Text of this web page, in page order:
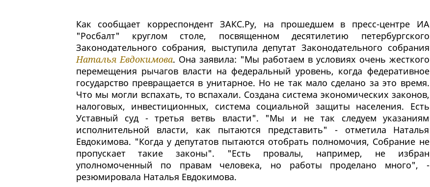
Как сообщает корреспондент ЗАКС.Ру, на прошедшем в пресс-центре ИА
"Росбалт" круглом столе, посвященном десятилетию петербургского
Законодательного собрания, выступила депутат Законодательного собрания
Наталья Евдокимова. Она заявила: "Мы работаем в условиях очень жесткого
перемещения рычагов власти на федеральный уровень, когда федеративное
государство превращается в унитарное. Но не так мало сделано за это время.
Что мы могли вспахать, то вспахали. Создана система экономических законов,
налоговых, инвестиционных, система социальной защиты населения. Есть
Уставный суд - третья ветвь власти". "Мы и не так следуем указаниям
исполнительной власти, как пытаются представить" - отметила Наталья
Евдокимова. "Когда у депутатов пытаются отобрать полномочия, Собрание не
пропускает такие законы". "Есть провалы, например, не избран
уполномоченный по правам человека, но работы проделано много", -
резюмировала Наталья Евдокимова.